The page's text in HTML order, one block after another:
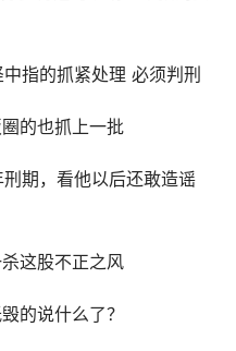
指的抓紧处理 必须判刑
的也抓上一批
期，看他以后还敢造谣
这股不正之风
的说什么了？